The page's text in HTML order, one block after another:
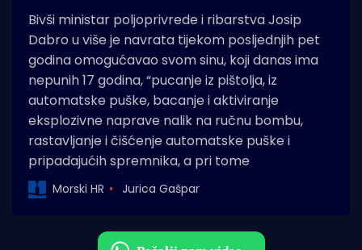
Bivši ministar poljoprivrede i ribarstva Josip
Dabro u više je navrata tijekom posljednjih pet
godina omogućavao svom sinu, koji danas ima
nepunih 17 godina, “pucanje iz pištolja, iz
automatske puške, bacanje i aktiviranje
eksplozivne naprave nalik na ručnu bombu,
rastavljanje i čišćenje automatske puške i
pripadajućih spremnika, a pri tome
Morski HR Jurica Gašpar